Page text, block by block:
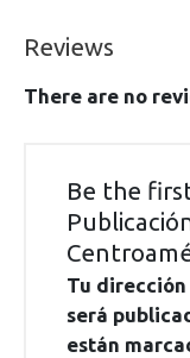
Reviews
There are no
Be the
Tu
será
están